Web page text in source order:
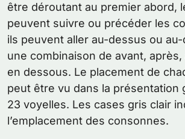
être déroutant au premier abord,
peuvent suivre ou précéder les
ils peuvent aller au-dessus ou
une combinaison de avant,
en dessous. Le placement de
peut être vu dans la présentation
23 voyelles. Les cases gris clair
l’emplacement des consonnes.